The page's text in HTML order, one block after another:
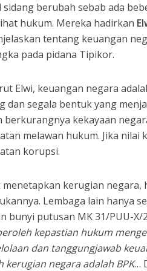
sidang berubah sebab ada
hukum. Mereka hadirkan
tentang keuangan
pada pidana Tipikor.
Elwi, keuangan negara
dan segala bentuk yang
berkurangnya kekayaan
melawan hukum. Jika
korupsi.
kerugian negara,
Lembaga lain hanya
bunyi putusan MK 31/PUU-X/
kepastian hukum
dan tanggungjawab
kerugian negara adalah BPK…